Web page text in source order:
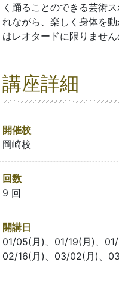
く踊ることのできる芸術
れながら、楽しく身体を
はレオタードに限りませ
講座詳細
開催校
岡崎校
回数
9 回
開講日
01/05(月)、01/19(月)、
02/16(月)、03/02(月)、